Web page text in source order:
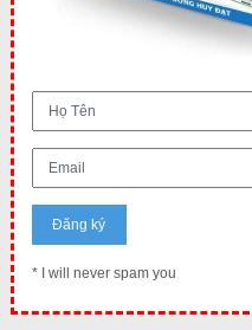
* I will never spam you